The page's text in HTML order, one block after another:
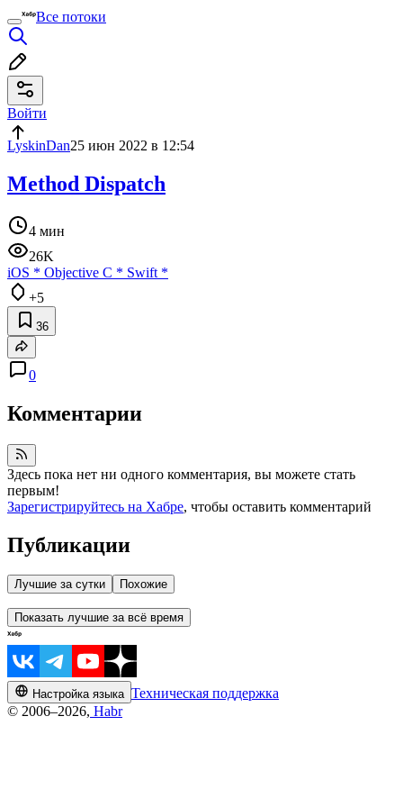
Все потоки
Войти
LyskinDan25 июн 2022 в 12:54
Method Dispatch
4 мин
26K
iOS * Objective C * Swift *
+5
36
0
Комментарии
Здесь пока нет ни одного комментария, вы можете стать
первым!
Зарегистрируйтесь на Хабре, чтобы оставить комментарий
Публикации
Лучшие за сутки Похожие
Показать лучшие за всё время
Настройка языка Техническая поддержка
© 2006–2026, Habr